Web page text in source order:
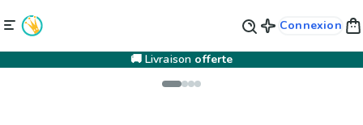
Connexion
🚚 Livraison offerte